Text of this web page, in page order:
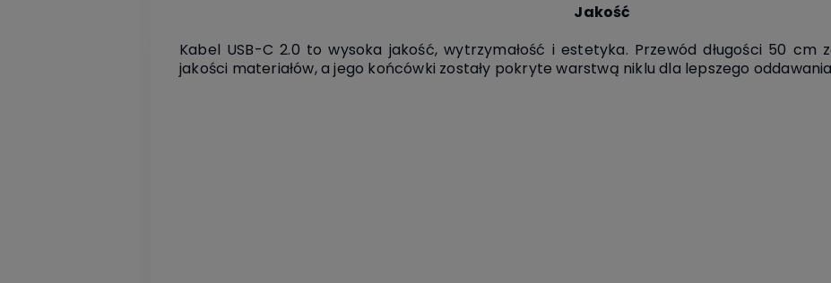
Jakość
Kabel USB-C 2.0 to wysoka jakość, wytrzymałość i estetyka. Przewód długości 50 cm
jakości materiałów, a jego końcówki zostały pokryte warstwą niklu dla lepszego